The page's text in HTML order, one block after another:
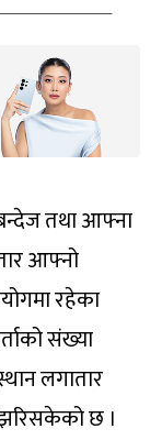
तथा आफ्ना
आफ्नो
रहेका
संख्या
लगातार
छ ।